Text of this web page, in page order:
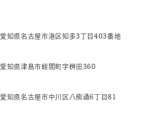
愛知県名古屋市港区知多3丁目403番地
愛知県津島市蛭間町字桝田360
愛知県名古屋市中川区八熊通6丁目81